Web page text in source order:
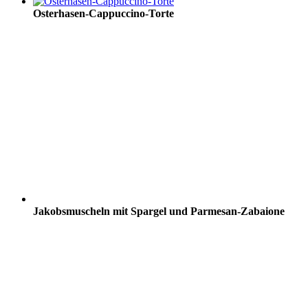
Osterhasen-Cappuccino-Torte
Jakobsmuscheln mit Spargel und Parmesan-Zabaione